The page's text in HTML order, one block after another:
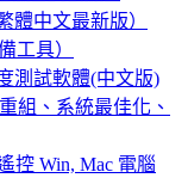
體中文最新版）
工具）
測試軟體(中文版)
組、系統最佳化、
控 Win, Mac 電腦